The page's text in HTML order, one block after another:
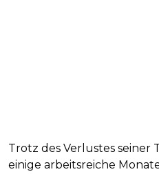
Trotz des Verlustes seiner
einige arbeitsreiche